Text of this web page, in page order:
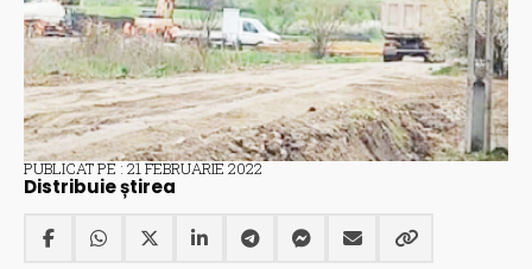
PUBLICAT PE : 21 FEBRUARIE 2022
Distribuie știrea